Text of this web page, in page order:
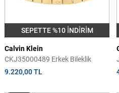
SEPETTE %10 İNDİRİM
Calvin Klein
CKJ35000489 Erkek Bileklik
9.220,00 TL